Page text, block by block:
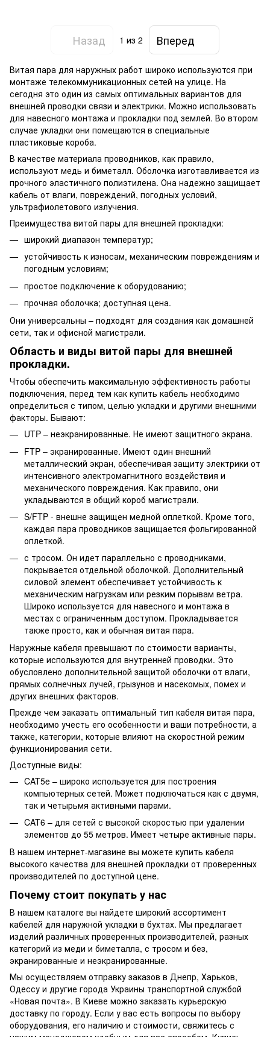
Назад 1 из 2 Вперед
Витая пара для наружных работ широко используются при
монтаже телекоммуникационных сетей на улице. На
сегодня это один из самых оптимальных вариантов для
внешней проводки связи и электрики. Можно использовать
для навесного монтажа и прокладки под землей. Во втором
случае укладки они помещаются в специальные
пластиковые короба.
В качестве материала проводников, как правило,
используют медь и биметалл. Оболочка изготавливается из
прочного эластичного полиэтилена. Она надежно защищает
кабель от влаги, повреждений, погодных условий,
ультрафиолетового излучения.
Преимущества витой пары для внешней прокладки:
широкий диапазон температур;
устойчивость к износам, механическим повреждениям и
погодным условиям;
простое подключение к оборудованию;
прочная оболочка; доступная цена.
Они универсальны – подходят для создания как домашней
сети, так и офисной магистрали.
Область и виды витой пары для внешней
прокладки.
Чтобы обеспечить максимальную эффективность работы
подключения, перед тем как купить кабель необходимо
определиться с типом, целью укладки и другими внешними
факторы. Бывают:
UTP – неэкранированные. Не имеют защитного экрана.
FTP – экранированные. Имеют один внешний
металлический экран, обеспечивая защиту электрики от
интенсивного электромагнитного воздействия и
механического повреждения. Как правило, они
укладываются в общий короб магистрали.
S/FTP - внешне защищен медной оплеткой. Кроме того,
каждая пара проводников защищается фольгированной
оплеткой.
с тросом. Он идет параллельно с проводниками,
покрывается отдельной оболочкой. Дополнительный
силовой элемент обеспечивает устойчивость к
механическим нагрузкам или резким порывам ветра.
Широко используется для навесного и монтажа в
местах с ограниченным доступом. Прокладывается
также просто, как и обычная витая пара.
Наружные кабеля превышают по стоимости варианты,
которые используются для внутренней проводки. Это
обусловлено дополнительной защитой оболочки от влаги,
прямых солнечных лучей, грызунов и насекомых, помех и
других внешних факторов.
Прежде чем заказать оптимальный тип кабеля витая пара,
необходимо учесть его особенности и ваши потребности, а
также, категории, которые влияют на скоростной режим
функционирования сети.
Доступные виды:
CAT5e – широко используется для построения
компьютерных сетей. Может подключаться как с двумя,
так и четырьмя активными парами.
CAT6 – для сетей с высокой скоростью при удалении
элементов до 55 метров. Имеет четыре активные пары.
В нашем интернет-магазине вы можете купить кабеля
высокого качества для внешней прокладки от проверенных
производителей по доступной цене.
Почему стоит покупать у нас
В нашем каталоге вы найдете широкий ассортимент
кабелей для наружной укладки в бухтах. Мы предлагает
изделий различных проверенных производителей, разных
категорий из меди и биметалла, с тросом и без,
экранированные и неэкранированные.
Мы осуществляем отправку заказов в Днепр, Харьков,
Одессу и другие города Украины транспортной службой
«Новая почта». В Киеве можно заказать курьерскую
доставку по городу. Если у вас есть вопросы по выбору
оборудования, его наличию и стоимости, свяжитесь с